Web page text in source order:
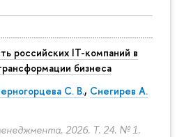
российских IT-компаний в
бизнеса
С. В., Снегирев А.
2026. Т. 24. № 1.